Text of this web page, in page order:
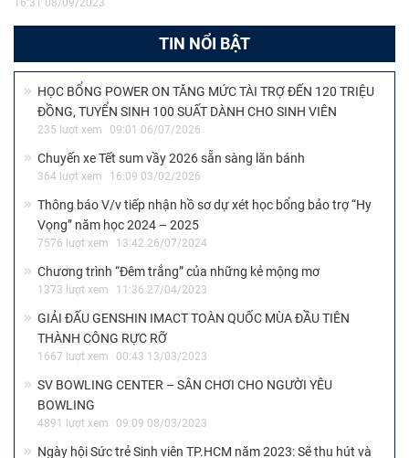
16:31 08/09/2023
TIN NỔI BẬT
HỌC BỔNG POWER ON TĂNG MỨC TÀI TRỢ ĐẾN 120 TRIỆU
ĐỒNG, TUYỂN SINH 100 SUẤT DÀNH CHO SINH VIÊN
235 lượt xem 09:01 06/07/2026
Chuyến xe Tết sum vầy 2026 sẵn sàng lăn bánh
364 lượt xem 16:09 03/02/2026
Thông báo V/v tiếp nhận hồ sơ dự xét học bổng bảo trợ “Hy
Vọng” năm học 2024 – 2025
7576 lượt xem 13:42 26/07/2024
Chương trình “Đêm trắng” của những kẻ mộng mơ
1373 lượt xem 11:36 27/04/2023
GIẢI ĐẤU GENSHIN IMACT TOÀN QUỐC MÙA ĐẦU TIÊN
THÀNH CÔNG RỰC RỠ
1667 lượt xem 00:43 13/03/2023
SV BOWLING CENTER – SÂN CHƠI CHO NGƯỜI YÊU
BOWLING
4891 lượt xem 09:09 08/03/2023
Ngày hội Sức trẻ Sinh viên TP.HCM năm 2023: Sẽ thu hút và